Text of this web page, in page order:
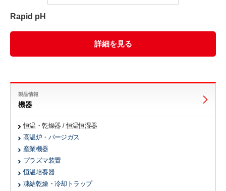
Rapid pH
詳細を見る
製品情報
機器
恒温・乾燥器 / 恒温恒湿器
高温炉・パージガス
産業機器
プラズマ装置
恒温培養器
凍結乾燥・冷却トラップ